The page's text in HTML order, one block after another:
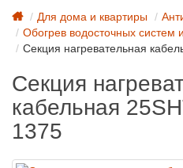
Для дома и квартиры
Обогрев водосточных систем
Секция нагревательная
Секция
кабельная
1375